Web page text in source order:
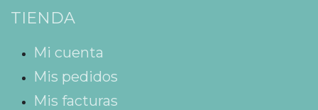
TIENDA
Mi cuenta
Mis pedidos
Mis facturas